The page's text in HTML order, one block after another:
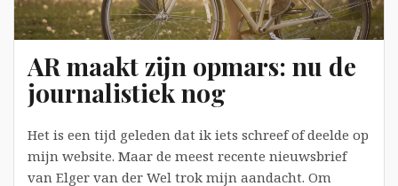
AR maakt zijn opmars: nu de
journalistiek nog
Het is een tijd geleden dat ik iets schreef of deelde op
mijn website. Maar de meest recente nieuwsbrief
van Elger van der Wel trok mijn aandacht. Om